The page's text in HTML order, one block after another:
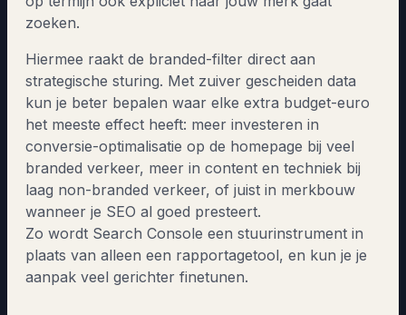
zoeken.
Hiermee raakt de branded-filter direct aan
strategische sturing. Met zuiver gescheiden data
kun je beter bepalen waar elke extra budget-euro
het meeste effect heeft: meer investeren in
conversie-optimalisatie op de homepage bij veel
branded verkeer, meer in content en techniek bij
laag non-branded verkeer, of juist in merkbouw
wanneer je SEO al goed presteert.
Zo wordt Search Console een stuurinstrument in
plaats van alleen een rapportagetool, en kun je je
aanpak veel gerichter finetunen.